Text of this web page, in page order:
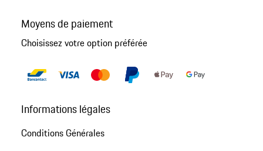
Moyens de paiement
Choisissez votre option préférée
Informations légales
Conditions Générales